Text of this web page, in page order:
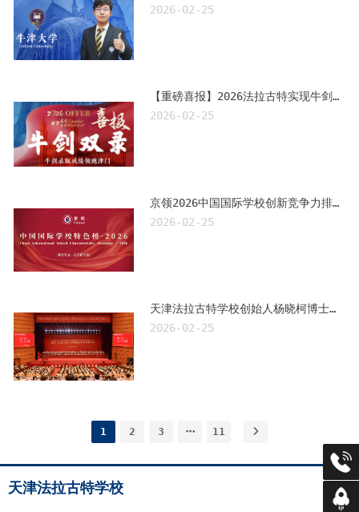
2026-02-25
【重磅喜报】2026法拉古特实现牛剑双录！
2026-02-25
京领2026中国国际学校创新竞争力排行榜正式发布，我校跻身全国TOP13，获评4A级创新名校
2026-02-25
天津法拉古特学校创始人杨晓柯博士参加中国民办教育协会换届大会暨第十五届中国民办教育发展大会
2026-02-25
1 2 3 11
天津法拉古特学校
招生
返回